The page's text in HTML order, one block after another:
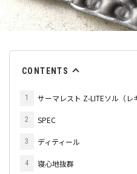
CONTENTS
1 サーマレスト Z-LITEソル（レ
2 SPEC
3 ディティール
4 寝心地抜群